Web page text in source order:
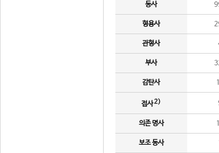
동사
형용사
관형사
부사
감탄사
접사2)
의존 명사
보조 동사